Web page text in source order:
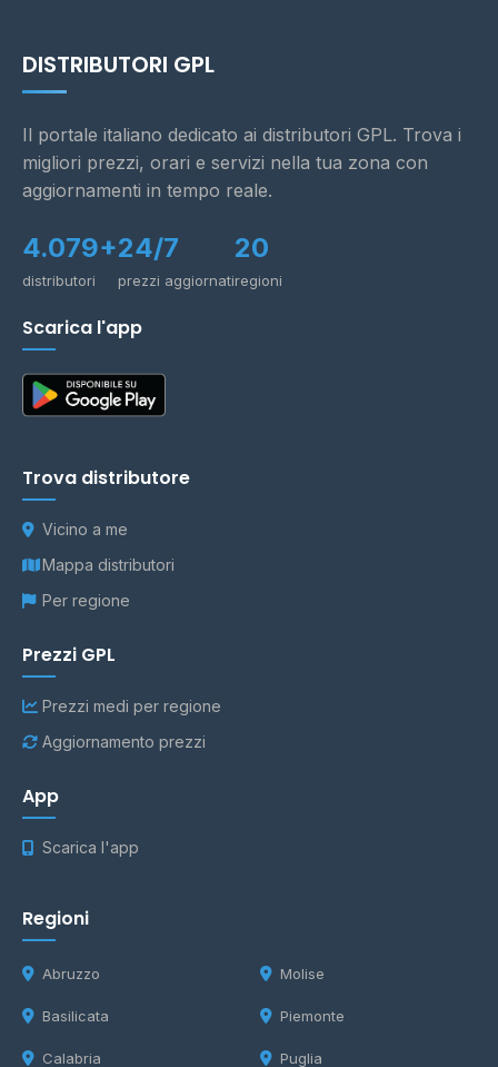
DISTRIBUTORI GPL
Il portale italiano dedicato ai distributori GPL. Trova i
migliori prezzi, orari e servizi nella tua zona con
aggiornamenti in tempo reale.
4.079+
distributori
24/7
prezzi aggiornati
20
regioni
Scarica l'app
Trova distributore
Vicino a me
Mappa distributori
Per regione
Prezzi GPL
Prezzi medi per regione
Aggiornamento prezzi
App
Scarica l'app
Regioni
Abruzzo
Basilicata
Calabria
Molise
Piemonte
Puglia